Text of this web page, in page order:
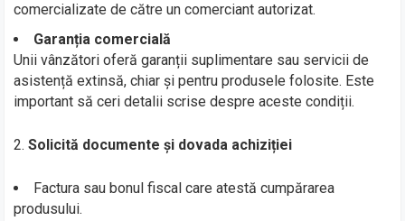
comercializate de către un comerciant autorizat.
Garanția comercială
Unii vânzători oferă garanții suplimentare sau servicii de
asistență extinsă, chiar și pentru produsele folosite. Este
important să ceri detalii scrise despre aceste condiții.
Solicită documente și dovada achiziției
Factura sau bonul fiscal care atestă cumpărarea
produsului.